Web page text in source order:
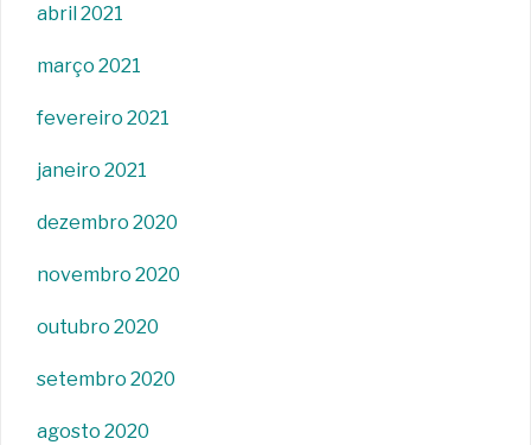
abril 2021
março 2021
fevereiro 2021
janeiro 2021
dezembro 2020
novembro 2020
outubro 2020
setembro 2020
agosto 2020